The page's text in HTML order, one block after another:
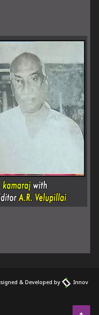
& Developed by
Innov